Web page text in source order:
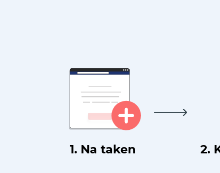
1. Na taken 2.